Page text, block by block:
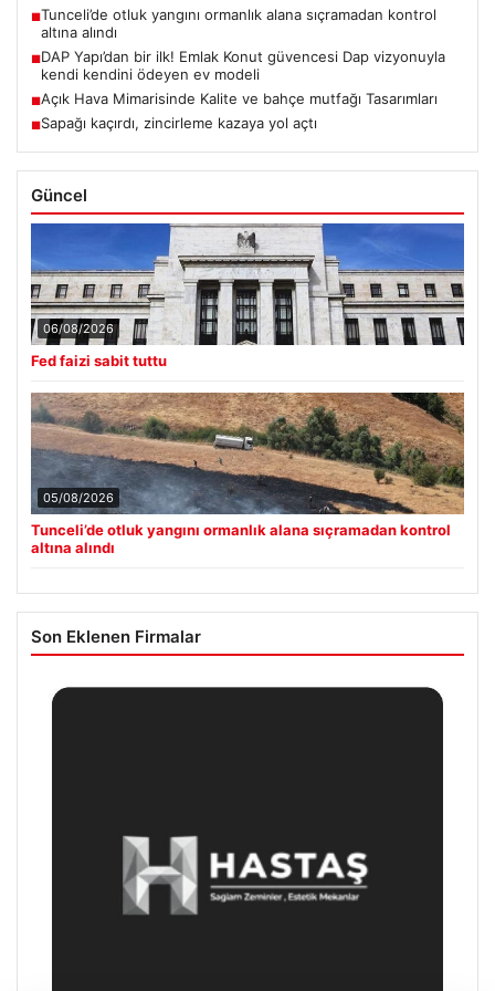
■Tunceli’de otluk yangını ormanlık alana sıçramadan kontrol
altına alındı
■DAP Yapı’dan bir ilk! Emlak Konut güvencesi Dap vizyonuyla
kendi kendini ödeyen ev modeli
■Açık Hava Mimarisinde Kalite ve bahçe mutfağı Tasarımları
■Sapağı kaçırdı, zincirleme kazaya yol açtı
Güncel
06/08/2026
Fed faizi sabit tuttu
05/08/2026
Tunceli’de otluk yangını ormanlık alana sıçramadan kontrol
altına alındı
Son Eklenen Firmalar